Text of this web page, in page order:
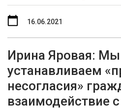
Ирина Яровая: Мы
устанавливаем
несогласия»
взаимодействие
16.06.2021